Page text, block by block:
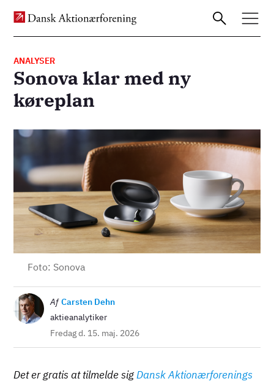
Gå
til
ANALYSER
Sonova klar med ny
køreplan
Billede
Foto: Sonova
Billede Af Carsten Dehn
aktieanalytiker
Fredag d. 15. maj. 2026
Det er gratis at tilmelde sigDansk Aktionærforenings